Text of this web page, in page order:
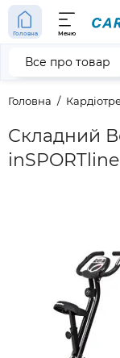
Головна Меню
Головна
Складний
Все про товар